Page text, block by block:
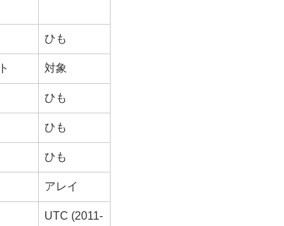
ひも
対象
ひも
ひも
ひも
アレイ
UTC (2011-